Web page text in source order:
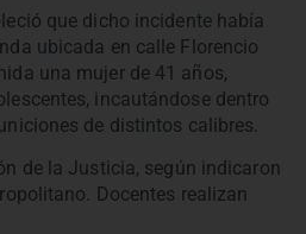
que dicho incidente había
ubicada en calle Florencio
una mujer de 41 años,
incautándose dentro
de distintos calibres.
de la Justicia, según indicaron
Docentes realizan